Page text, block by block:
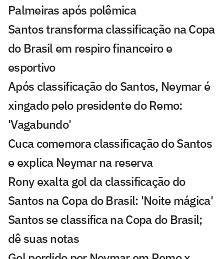
Palmeiras após polêmica
Santos transforma classificação na Copa
do Brasil em respiro financeiro e
esportivo
Após classificação do Santos, Neymar é
xingado pelo presidente do Remo:
'Vagabundo'
Cuca comemora classificação do Santos
e explica Neymar na reserva
Rony exalta gol da classificação do
Santos na Copa do Brasil: 'Noite mágica'
Santos se classifica na Copa do Brasil;
dê suas notas